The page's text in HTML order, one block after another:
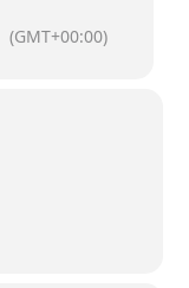
(GMT+00:00)